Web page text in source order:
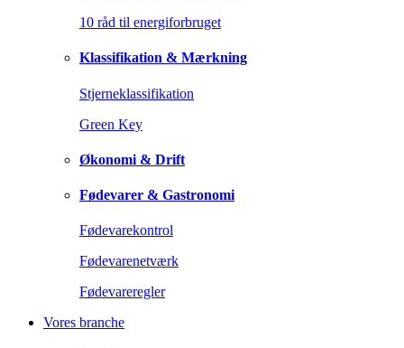
10 råd til energiforbruget
Klassifikation & Mærkning
Stjerneklassifikation
Green Key
Økonomi & Drift
Fødevarer & Gastronomi
Fødevarekontrol
Fødevarenetværk
Fødevareregler
Vores branche